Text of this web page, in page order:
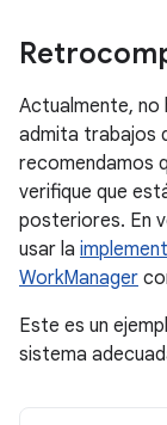
Actualmente, no
admita trabajos
recomendamos
verifique que
posteriores. En
usar la
WorkManager
Este es un
sistema